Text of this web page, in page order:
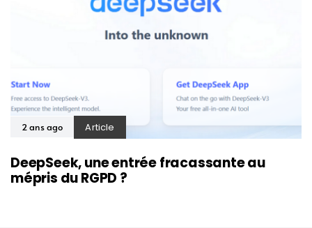
2 ans ago Article
DeepSeek, une entrée fracassante au
mépris du RGPD ?